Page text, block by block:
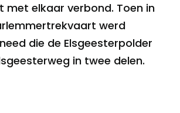
met elkaar verbond. Toen in
werd
die de Elsgeesterpolder
in twee delen.